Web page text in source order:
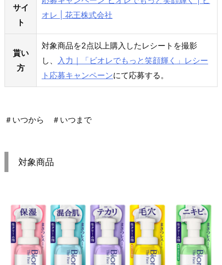
サイ
ト
オレ | 花王株式会社
貰い
方
対象商品を2点以上購入したレシートを撮影
し、 入力｜「ビオレでもっと笑顔輝く」レシー
ト応募キャンペーンにて応募する。
＃いつから ＃いつまで
対象商品